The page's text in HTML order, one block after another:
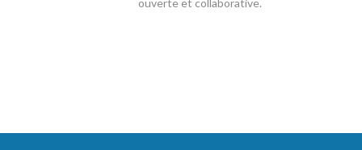
ouverte et collaborative.